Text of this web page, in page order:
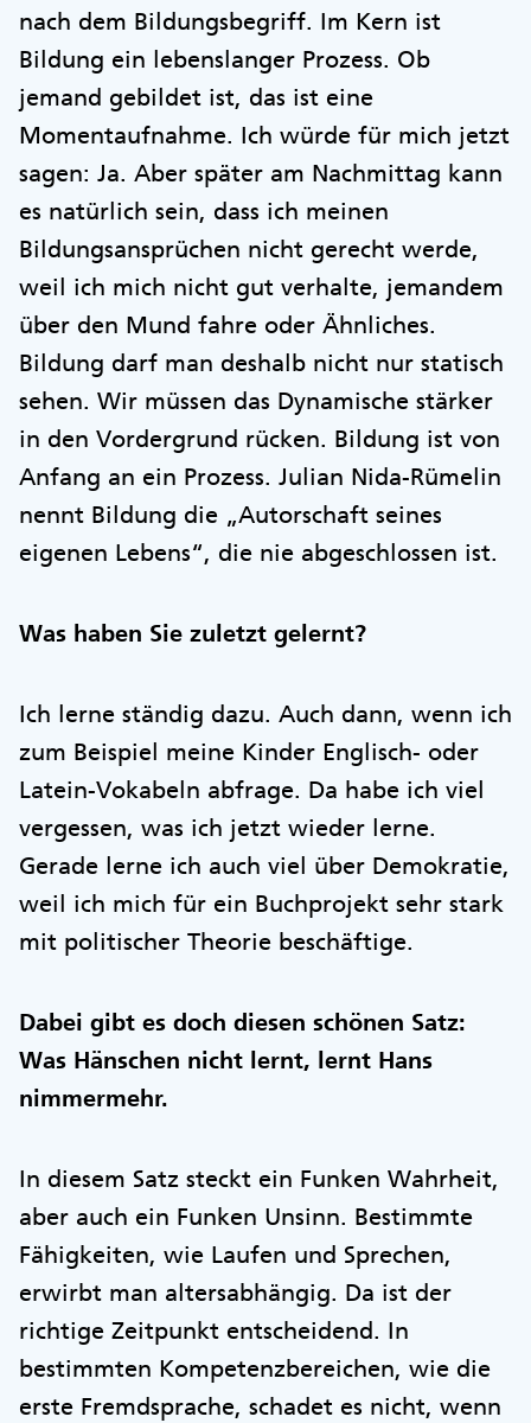
nach dem Bildungsbegriff. Im Kern ist
Bildung ein lebenslanger Prozess. Ob
jemand gebildet ist, das ist eine
Momentaufnahme. Ich würde für mich jetzt
sagen: Ja. Aber später am Nachmittag kann
es natürlich sein, dass ich meinen
Bildungsansprüchen nicht gerecht werde,
weil ich mich nicht gut verhalte, jemandem
über den Mund fahre oder Ähnliches.
Bildung darf man deshalb nicht nur statisch
sehen. Wir müssen das Dynamische stärker
in den Vordergrund rücken. Bildung ist von
Anfang an ein Prozess. Julian Nida-Rümelin
nennt Bildung die „Autorschaft seines
eigenen Lebens“, die nie abgeschlossen ist.
Was haben Sie zuletzt gelernt?
Ich lerne ständig dazu. Auch dann, wenn ich
zum Beispiel meine Kinder Englisch- oder
Latein-Vokabeln abfrage. Da habe ich viel
vergessen, was ich jetzt wieder lerne.
Gerade lerne ich auch viel über Demokratie,
weil ich mich für ein Buchprojekt sehr stark
mit politischer Theorie beschäftige.
Dabei gibt es doch diesen schönen Satz:
Was Hänschen nicht lernt, lernt Hans
nimmermehr.
In diesem Satz steckt ein Funken Wahrheit,
aber auch ein Funken Unsinn. Bestimmte
Fähigkeiten, wie Laufen und Sprechen,
erwirbt man altersabhängig. Da ist der
richtige Zeitpunkt entscheidend. In
bestimmten Kompetenzbereichen, wie die
erste Fremdsprache, schadet es nicht, wenn